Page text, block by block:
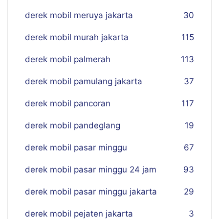
derek mobil meruya jakarta 30
derek mobil murah jakarta 115
derek mobil palmerah 113
derek mobil pamulang jakarta 37
derek mobil pancoran 117
derek mobil pandeglang 19
derek mobil pasar minggu 67
derek mobil pasar minggu 24 jam 93
derek mobil pasar minggu jakarta 29
derek mobil pejaten jakarta 3